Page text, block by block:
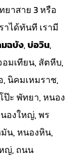
าสาย 3 หรือ
ได้ทันที เรามี
ฉบัง,บ่อวิน,
มเทียน, สัตหีบ,
, นิคมเหมราช,
ะ พัทยา, หนอง
องใหญ่, พร
น, หนองหิน,
ญ่, ถนน